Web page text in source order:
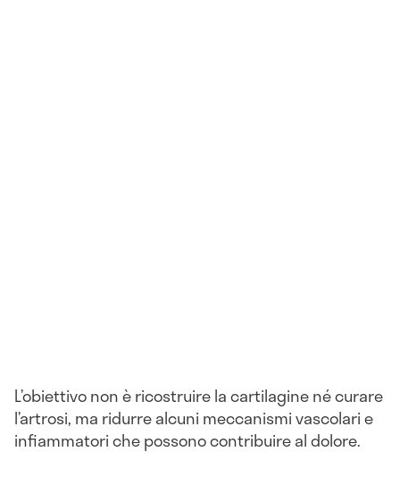
L’obiettivo non è ricostruire la cartilagine né curare
l’artrosi, ma ridurre alcuni meccanismi vascolari e
infiammatori che possono contribuire al dolore.